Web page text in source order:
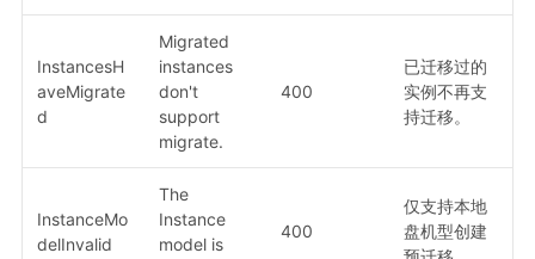
InstancesH
aveMigrate
d
Migrated
instances
don't
support
migrate.
400
已迁移过的
实例不再支
持迁移。
InstanceMo
delInvalid
The
Instance
model is
400
仅支持本地
盘机型创建